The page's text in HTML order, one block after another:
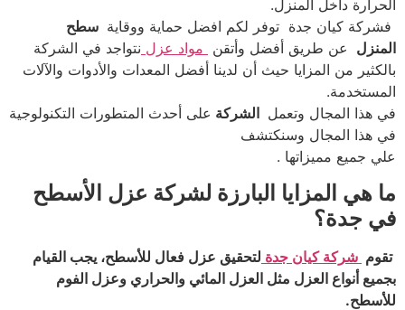
الحرارة داخل المنزل.
فشركة كيان جدة توفر لكم افضل حماية ووقاية سطح
المنزل عن طريق أفضل وأتقن مواد عزل نتواجد في الشركة
بالكثير من المزايا حيث أن لدينا أفضل المعدات والأدوات والآلات
المستخدمة.
في هذا المجال وتعمل الشركة على أحدث المتطورات التكنولوجية
في هذا المجال وسنكتشف
علي جميع مميزاتها .
ما هي المزايا البارزة لشركة عزل الأسطح
في جدة؟
تقوم شركة كيان جدة لتحقيق عزل فعال للأسطح، يجب القيام
بجميع أنواع العزل مثل العزل المائي والحراري وعزل الفوم
للأسطح.